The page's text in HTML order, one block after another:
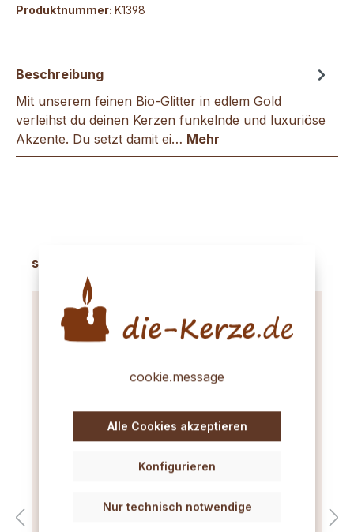
Produktnummer: K1398
Beschreibung
Mit unserem feinen Bio-Glitter in edlem Gold
verleihst du deinen Kerzen funkelnde und luxuriöse
Akzente. Du setzt damit ei… Mehr
Produktgalerie überspringen
sinvolles Zubehör
cookie.message
Nur technisch notwendige
Konfigurieren
Alle Cookies akzeptieren